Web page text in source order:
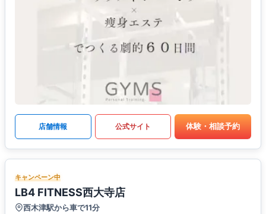
店舗情報 公式サイト 体験・相談予約
キャンペーン中
LB4 FITNESS西大寺店
西木津駅から車で11分